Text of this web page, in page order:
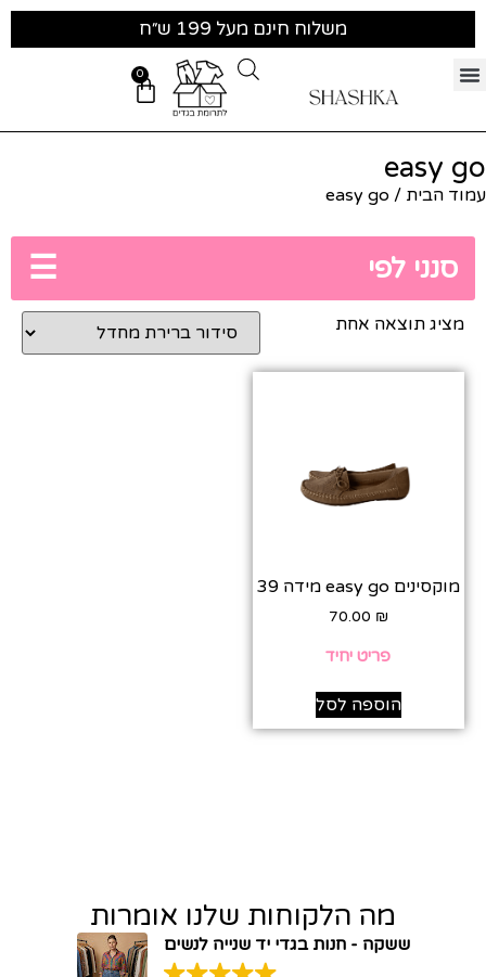
משלוח חינם מעל 199 ש״ח
0
easy go
עמוד הבית / easy go
סנני לפי ☰
מציג תוצאה אחת
מוקסינים easy go מידה 39
70.00 ₪
פריט יחיד
הוספה לסל
מה הלקוחות שלנו אומרות
ששקה - חנות בגדי יד שנייה לנשים